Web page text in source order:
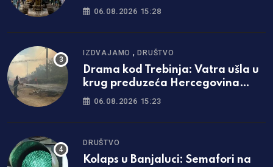
spratova postati nova praksa
06.08.2026 15:28
IZDVAJAMO ,DRUŠTVO
Drama kod Trebinja: Vatra ušla u
krug preduzeća Hercegovina
putevi
06.08.2026 15:23
DRUŠTVO
Kolaps u Banjaluci: Semafori na